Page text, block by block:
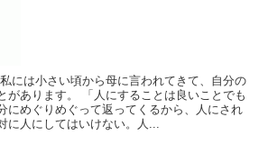
には小さい頃から母に言われてきて、自分の
があります。 「人にすることは良いことでも
にめぐりめぐって返ってくるから、人にされ
に人にしてはいけない。人...